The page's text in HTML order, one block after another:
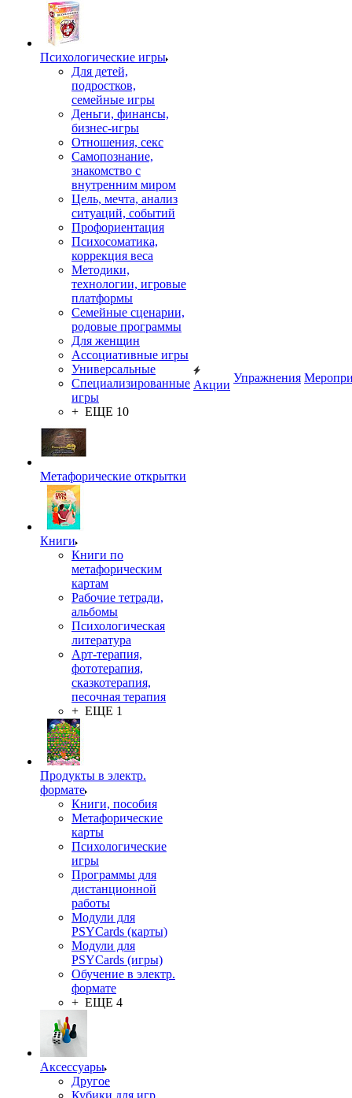
Психологические игры
Для детей,
подростков,
семейные игры
Деньги, финансы,
бизнес-игры
Отношения, секс
Самопознание,
знакомство с
внутренним миром
Цель, мечта, анализ
ситуаций, событий
Профориентация
Психосоматика,
коррекция веса
Методики,
технологии, игровые
платформы
Семейные сценарии,
родовые программы
Для женщин
Ассоциативные игры
Универсальные
Специализированные
игры
+ ЕЩЕ 10
Метафорические открытки
Книги
Книги по
метафорическим
картам
Рабочие тетради,
альбомы
Психологическая
литература
Арт-терапия,
фототерапия,
сказкотерапия,
песочная терапия
+ ЕЩЕ 1
Продукты в электр.
формате
Книги, пособия
Метафорические
карты
Психологические
игры
Программы для
дистанционной
работы
Модули для
PSYCards (карты)
Модули для
PSYCards (игры)
Обучение в электр.
формате
+ ЕЩЕ 4
Аксессуары
Другое
Кубики для игр
Акции
Упражнения